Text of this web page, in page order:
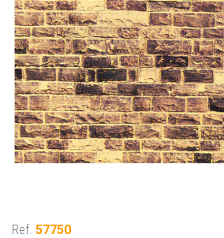
Ref. 57750